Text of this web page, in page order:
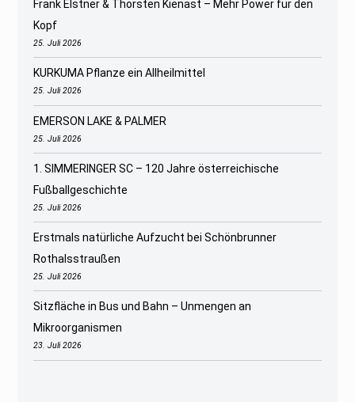
Frank Elstner & Thorsten Kienast – Mehr Power für den
Kopf
25. Juli 2026
KURKUMA Pflanze ein Allheilmittel
25. Juli 2026
EMERSON LAKE & PALMER
25. Juli 2026
1. SIMMERINGER SC – 120 Jahre österreichische
Fußballgeschichte
25. Juli 2026
Erstmals natürliche Aufzucht bei Schönbrunner
Rothalsstraußen
25. Juli 2026
Sitzfläche in Bus und Bahn – Unmengen an
Mikroorganismen
23. Juli 2026